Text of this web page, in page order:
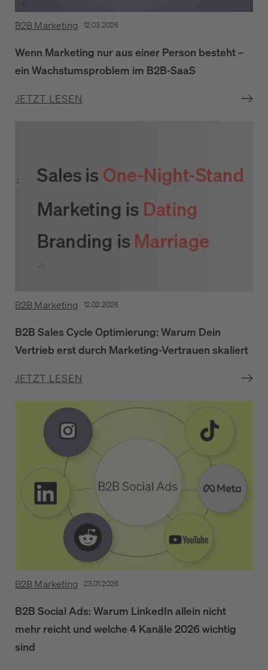
B2B Marketing 12.03.2026
Wenn Marketing nur aus einer Person besteht –
ein Wachstumsproblem im B2B-SaaS
JETZT LESEN
B2B Marketing 12.02.2026
B2B Sales Cycle Optimierung: Warum Dein
Vertrieb erst durch Marketing-Vertrauen skaliert
JETZT LESEN
B2B Marketing 23.01.2026
B2B Social Ads: Warum LinkedIn allein nicht
mehr reicht und welche 4 Kanäle 2026 wichtig
sind